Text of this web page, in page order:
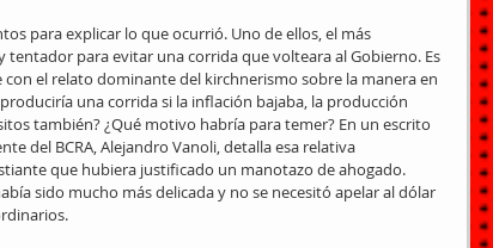
para explicar lo que ocurrió. Uno de ellos, el más
tentador para evitar una corrida que volteara al Gobierno. Es
el relato dominante del kirchnerismo sobre la manera en
una corrida si la inflación bajaba, la producción
también? ¿Qué motivo habría para temer? En un escrito
del BCRA, Alejandro Vanoli, detalla esa relativa
que hubiera justificado un manotazo de ahogado.
sido mucho más delicada y no se necesitó apelar al dólar